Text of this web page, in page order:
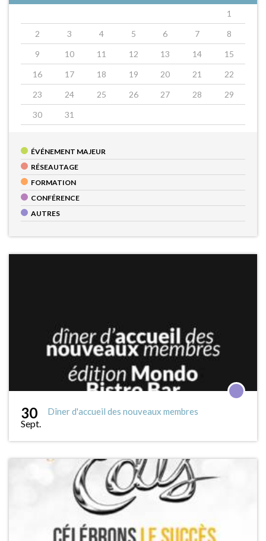
1
2
3 4 5 6 7
8
9
10 11 12 13 14
15
16
17 18 19 20 21
22
23
24 25 26 27 28
29
30
31
ÉVÉNEMENT MAJEUR
RÉSEAUTAGE
FORMATION
CONFÉRENCE
AUTRES
30
Sept.
Dîner d'accueil des nouveaux membres